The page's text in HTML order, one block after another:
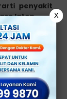
penyakit
laten
merusak
X